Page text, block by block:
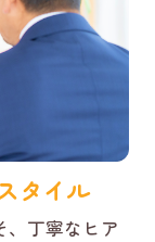
タイル
、丁寧なヒア